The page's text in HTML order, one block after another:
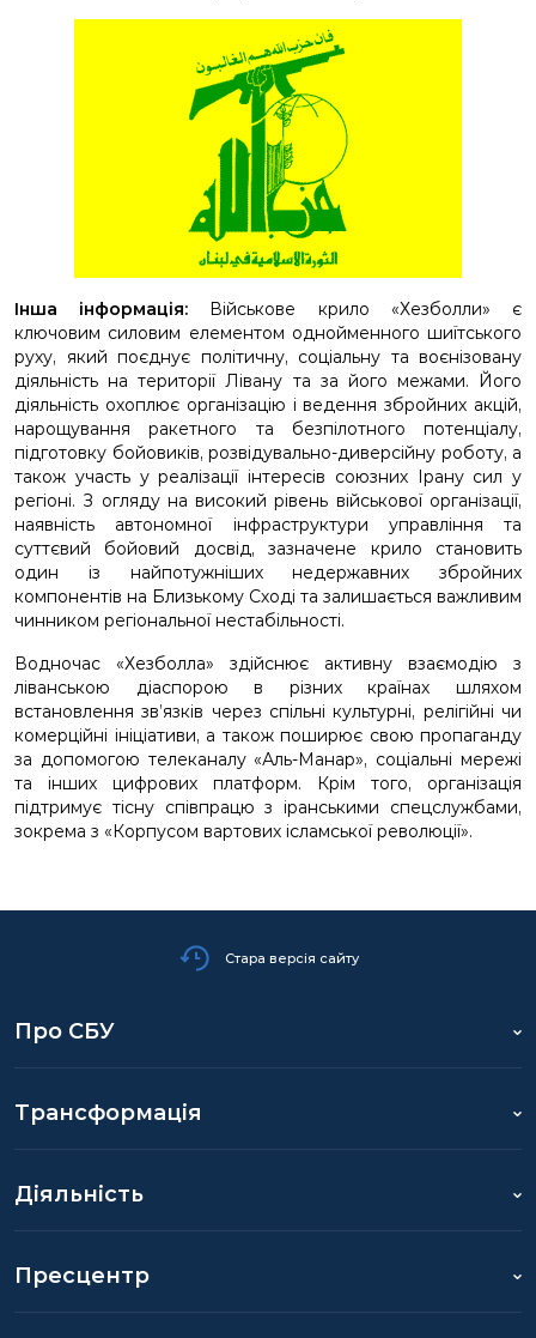
Інша інформація: Військове крило «Хезболли» є
ключовим силовим елементом однойменного шиїтського
руху, який поєднує політичну, соціальну та воєнізовану
діяльність на території Лівану та за його межами. Його
діяльність охоплює організацію і ведення збройних акцій,
нарощування ракетного та безпілотного потенціалу,
підготовку бойовиків, розвідувально-диверсійну роботу, а
також участь у реалізації інтересів союзних Ірану сил у
регіоні. З огляду на високий рівень військової організації,
наявність автономної інфраструктури управління та
суттєвий бойовий досвід, зазначене крило становить
один із найпотужніших недержавних збройних
компонентів на Близькому Сході та залишається важливим
чинником регіональної нестабільності.
Водночас «Хезболла» здійснює активну взаємодію з
ліванською діаспорою в різних країнах шляхом
встановлення зв’язків через спільні культурні, релігійні чи
комерційні ініціативи, а також поширює свою пропаганду
за допомогою телеканалу «Аль-Манар», соціальні мережі
та інших цифрових платформ. Крім того, організація
підтримує тісну співпрацю з іранськими спецслужбами,
зокрема з «Корпусом вартових ісламської революції».
Стара версія сайту
Про СБУ
Трансформація
Діяльність
Пресцентр